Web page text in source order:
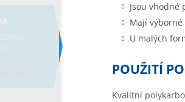
Jsou vhodné
Mají
U malých
POUŽITÍ
Kvalitní